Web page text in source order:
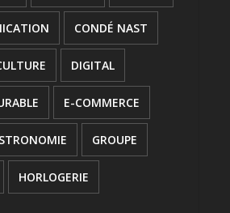
CONDÉ NAST
DIGITAL
E-COMMERCE
GROUPE
HORLOGERIE